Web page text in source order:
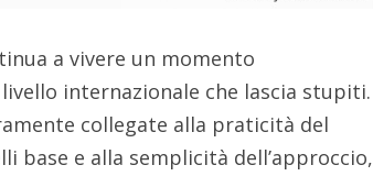
a vivere un momento
internazionale che lascia stupiti.
collegate alla praticità del
base e alla semplicità dell’approccio,